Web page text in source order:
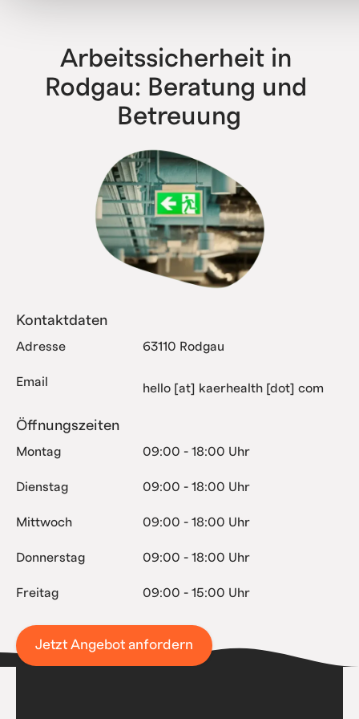
Arbeitssicherheit in
Rodgau: Beratung und
Betreuung
Kontaktdaten
Adresse 63110 Rodgau
Email hello [at] kaerhealth [dot] com
Öffnungszeiten
Montag 09:00 - 18:00 Uhr
Dienstag 09:00 - 18:00 Uhr
Mittwoch 09:00 - 18:00 Uhr
Donnerstag 09:00 - 18:00 Uhr
Freitag 09:00 - 15:00 Uhr
Jetzt Angebot anfordern